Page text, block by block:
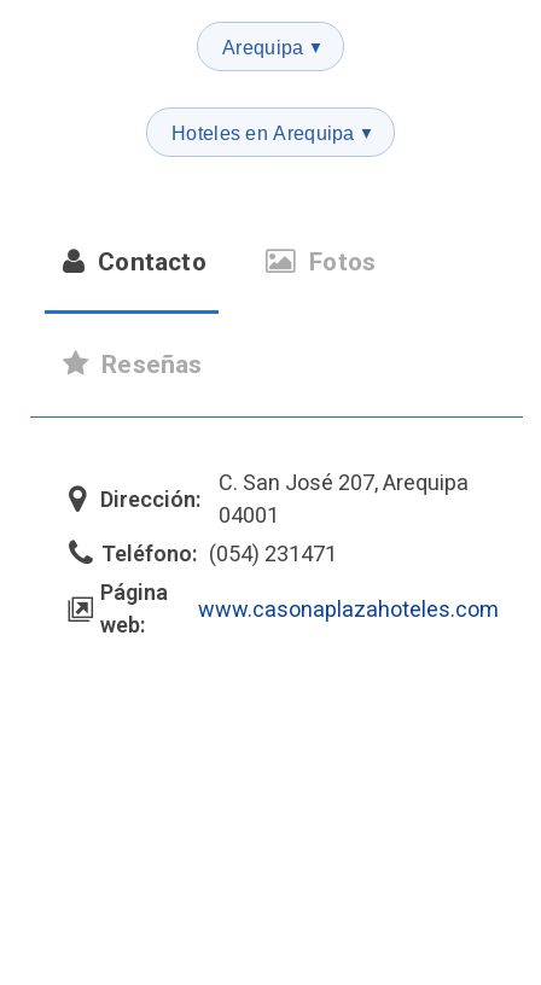
Arequipa ▼
Hoteles en Arequipa ▼
Contacto Fotos
Reseñas
Dirección:
C. San José 207, Arequipa
04001
Teléfono: (054) 231471
Página
web:
www.casonaplazahoteles.com